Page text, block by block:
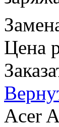
Цена
Acer